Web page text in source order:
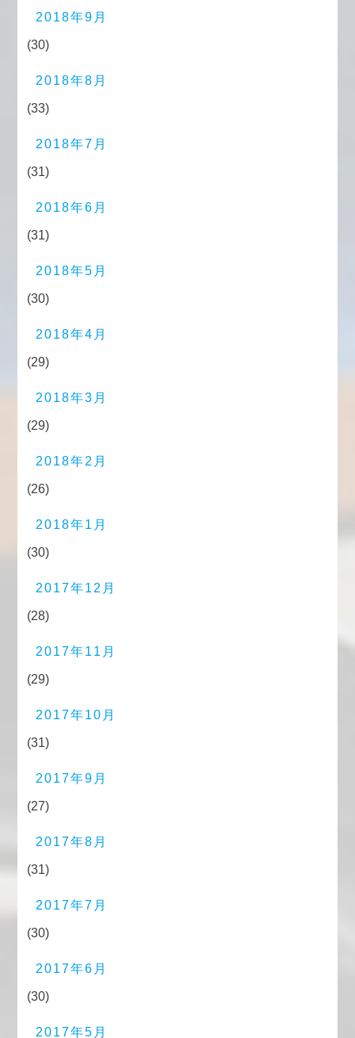
2018年9月
(30)
2018年8月
(33)
2018年7月
(31)
2018年6月
(31)
2018年5月
(30)
2018年4月
(29)
2018年3月
(29)
2018年2月
(26)
2018年1月
(30)
2017年12月
(28)
2017年11月
(29)
2017年10月
(31)
2017年9月
(27)
2017年8月
(31)
2017年7月
(30)
2017年6月
(30)
2017年5月